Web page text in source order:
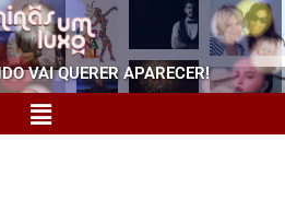
VAI QUERER APARECER!